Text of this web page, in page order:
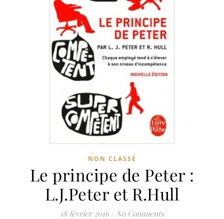
NON CLASSÉ
Le principe de Peter :
L.J.Peter et R.Hull
18 février 2016 / No Comments